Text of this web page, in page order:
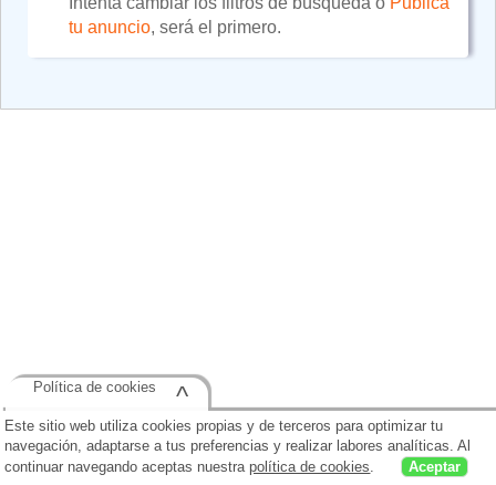
tu anuncio, será el primero.
Este sitio web utiliza cookies propias y de terceros para optimizar tu
navegación, adaptarse a tus preferencias y realizar labores analíticas. Al
continuar navegando aceptas nuestrapolítica de cookies. Aceptar
Política de cookies ^